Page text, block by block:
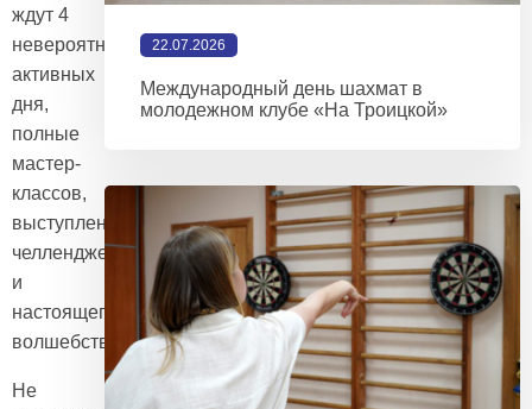
ждут 4
невероятно
активных
дня,
полные
мастер-
классов,
выступлений,
челленджей
и
настоящего
волшебства!
Не
22.07.2026
Международный день шахмат в
молодежном клубе «На Троицкой»